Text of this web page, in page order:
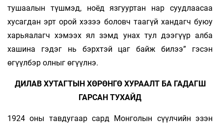
тушаалын түшмэд, ноёд язгууртан нар суудлаасаа
хусагдан эрт орой хэзээ боловч таагүй хандагч буюу
харьяалагч хэмээх ял зэмд унах тул дээгүүр алба
хашина гэдэг нь бэрхтэй цаг байж билээ” гэсэн
өгүүлбэр олныг өгүүлнэ.
ДИЛАВ ХУТАГТЫН ХӨРӨНГӨ ХУРААЛТ БА ГАДАГШ
ГАРСАН ТУХАЙД
1924 оны тавдугаар сард Монголын сүүлчийн эзэн